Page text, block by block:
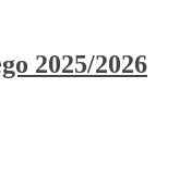
2025/2026